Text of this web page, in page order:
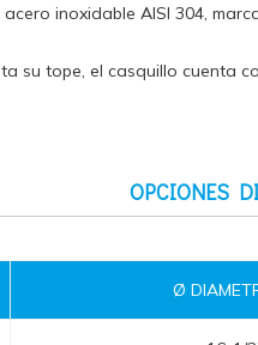
inoxidable AISI 304,
su tope, el casquillo cuenta
OPCIONES
Ø